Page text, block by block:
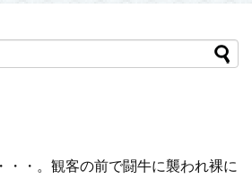
・・。観客の前で闘牛に襲われ裸に